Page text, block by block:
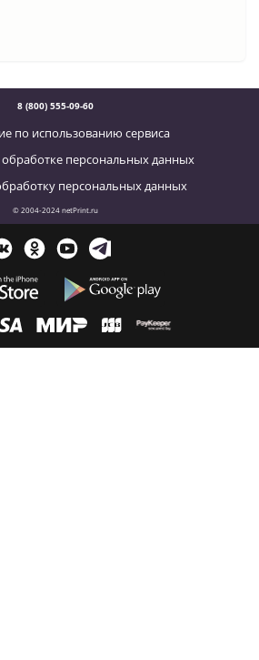
8 (800) 555-09-60
по использованию сервиса
персональных данных
персональных данных
© 2004-2024 netPrint.ru